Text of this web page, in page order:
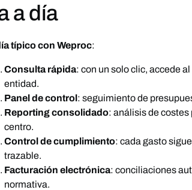
a día
típico con Weproc:
Consulta rápida: con un solo clic, accede
entidad.
Panel de control: seguimiento de
Reporting consolidado: análisis de
centro.
Control de cumplimiento: cada gasto
trazable.
Facturación electrónica: conciliaciones
normativa.